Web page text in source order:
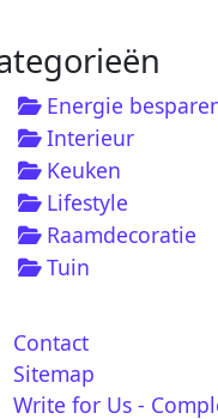
Energie
Interieur
Keuken
Lifestyle
Raamdecoratie
Tuin
Contact
Sitemap
Write for Us -